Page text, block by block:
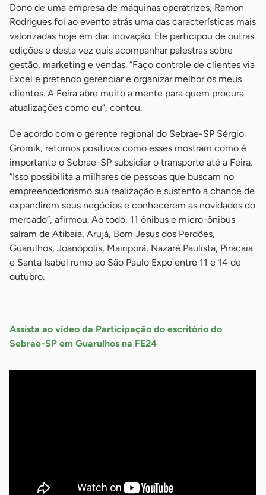
Dono de uma empresa de máquinas operatrizes, Ramon
Rodrigues foi ao evento atrás uma das características mais
valorizadas hoje em dia: inovação. Ele participou de outras
edições e desta vez quis acompanhar palestras sobre
gestão, marketing e vendas. “Faço controle de clientes via
Excel e pretendo gerenciar e organizar melhor os meus
clientes. A Feira abre muito a mente para quem procura
atualizações como eu”, contou.
De acordo com o gerente regional do Sebrae-SP Sérgio
Gromik, retornos positivos como esses mostram como é
importante o Sebrae-SP subsidiar o transporte até a Feira.
“Isso possibilita a milhares de pessoas que buscam no
empreendedorismo sua realização e sustento a chance de
expandirem seus negócios e conhecerem as novidades do
mercado”, afirmou. Ao todo, 11 ônibus e micro-ônibus
saíram de Atibaia, Arujá, Bom Jesus dos Perdões,
Guarulhos, Joanópolis, Mairiporã, Nazaré Paulista, Piracaia
e Santa Isabel rumo ao São Paulo Expo entre 11 e 14 de
outubro.
Assista ao vídeo da Participação do escritório do
Sebrae-SP em Guarulhos na FE24